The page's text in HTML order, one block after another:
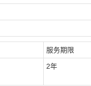
服务期限
2年